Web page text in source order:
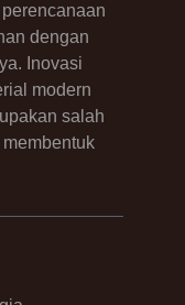
dengan
Inovasi
modern
salah